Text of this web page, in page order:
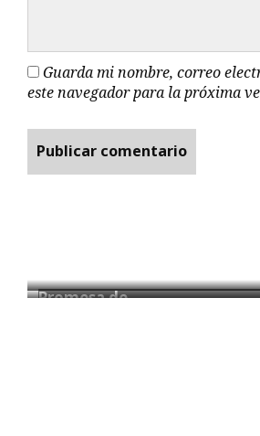
Guarda mi nombre, correo
este navegador para la próxima
Promesa de…